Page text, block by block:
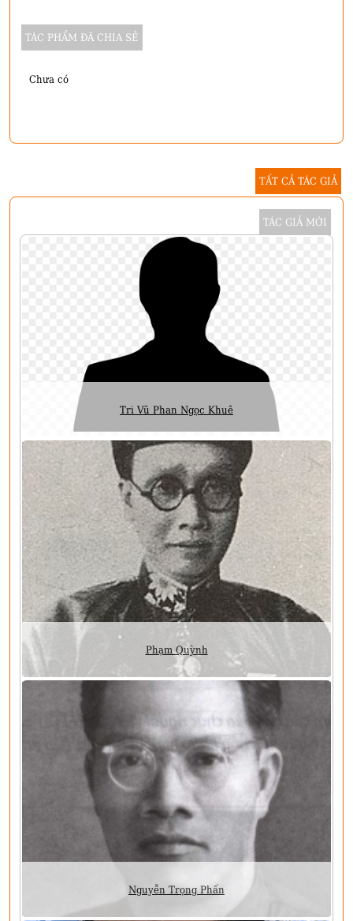
TÁC PHẨM ĐÃ CHIA SẺ
Chưa có
TẤT CẢ TÁC GIẢ
TÁC GIẢ MỚI
Tri Vũ Phan Ngọc Khuê
Phạm Quỳnh
Nguyễn Trọng Phấn